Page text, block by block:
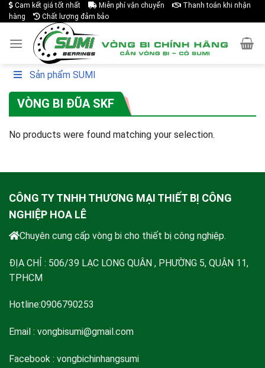
Skip
to
content
Cam kết giá tốt nhất Miễn phí vận chuyển
Thanh toán khi nhận
hàng
Chất lượng đảm bảo
Sản phẩm SUMI
VÒNG BI ĐŨA SKF
No products were found matching your selection.
CÔNG TY TNHH THƯƠNG MẠI THIẾT BỊ CÔNG
NGHIỆP HOA LÊ
Chuyên cung cấp vòng bi cho thiết bị công nghiệp.
ĐỊA CHỈ : 506/39 LẠC LONG QUÂN , PHƯỜNG 5, QUẬN 11,
TPHCM
Hotline:0906790253
Email : vongbisumi@gmail.com
Facebook : vongbichinhangsumi